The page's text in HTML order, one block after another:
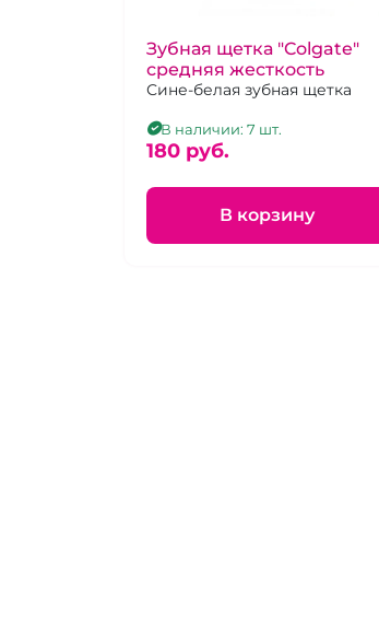
Зубная щетка "Colgate"
средняя жесткость
Сине-белая зубная щетка
В наличии: 7 шт.
180 pуб.
В корзину